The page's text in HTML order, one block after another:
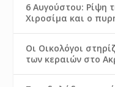
6 Αυγούστου: Ρίψη
Χιροσίμα και ο
Οι Οικολόγοι
των κεραιών στο